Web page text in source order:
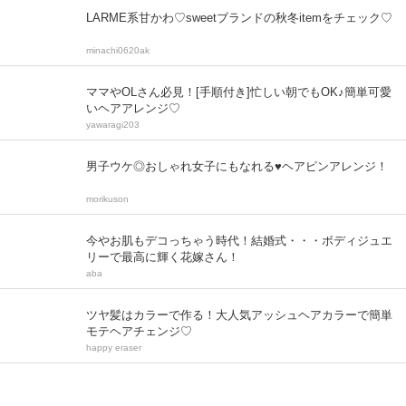
LARME系甘かわ♡sweetブランドの秋冬itemをチェック♡
minachi0620ak
ママやOLさん必見！[手順付き]忙しい朝でもOK♪簡単可愛
いヘアアレンジ♡
yawaragi203
男子ウケ◎おしゃれ女子にもなれる♥ヘアピンアレンジ！
morikuson
今やお肌もデコっちゃう時代！結婚式・・・ボディジュエ
リーで最高に輝く花嫁さん！
aba
ツヤ髪はカラーで作る！大人気アッシュヘアカラーで簡単
モテヘアチェンジ♡
happy eraser